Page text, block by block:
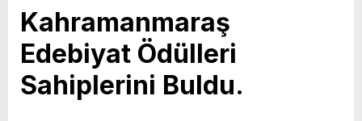
Kahramanmaraş
Edebiyat Ödülleri
Sahiplerini Buldu.